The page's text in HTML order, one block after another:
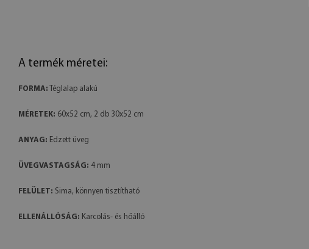
A termék méretei:
FORMA: Téglalap alakú
MÉRETEK: 60x52 cm, 2 db 30x52 cm
ANYAG: Edzett üveg
ÜVEGVASTAGSÁG: 4 mm
FELÜLET: Sima, könnyen tisztítható
ELLENÁLLÓSÁG: Karcolás- és hőálló